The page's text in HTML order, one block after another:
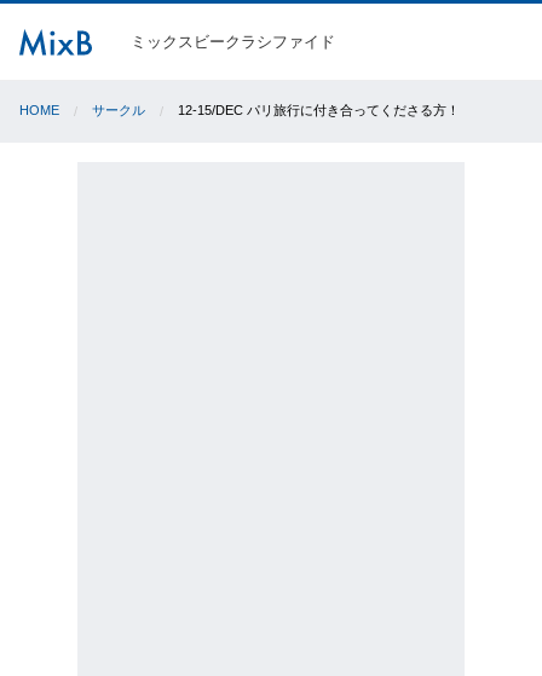
ミックスビークラシファイド
HOME サークル 12-15/DEC パリ旅行に付き合ってくださる方！